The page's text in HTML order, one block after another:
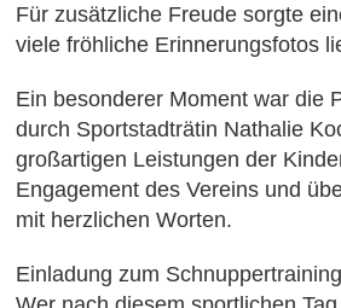
Für zusätzliche Freude sorgte
viele fröhliche Erinnerungsfotos
Ein besonderer Moment war die
durch Sportstadträtin Nathalie
großartigen Leistungen der
Engagement des Vereins und
mit herzlichen Worten.
Einladung zum Schnuppertraining